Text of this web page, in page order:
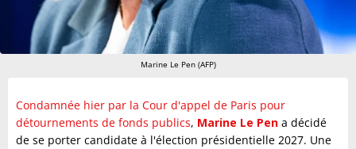
Marine Le Pen (AFP)
Condamnée hier par la Cour d'appel de Paris pour
détournements de fonds publics, Marine Le Pen a décidé
de se porter candidate à l'élection présidentielle 2027. Une